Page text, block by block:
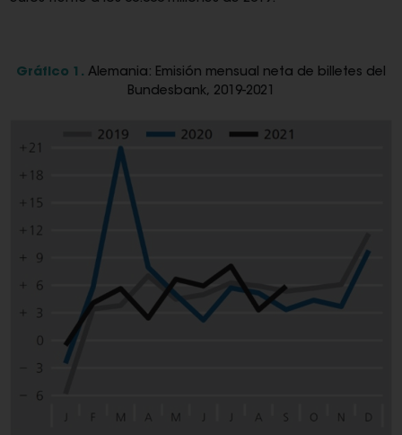
Gráfico 1. Alemania: Emisión mensual neta de billetes del
Bundesbank, 2019-2021